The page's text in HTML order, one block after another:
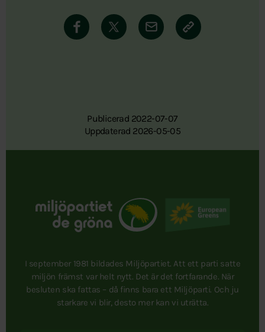
Publicerad 2022-07-07
Uppdaterad 2026-05-05
I september 1981 bildades Miljöpartiet. Att ett parti satte
miljön främst var helt nytt. Det är det fortfarande. När
besluten ska fattas – då finns bara ett Miljöparti. Och ju
starkare vi blir, desto mer kan vi uträtta.